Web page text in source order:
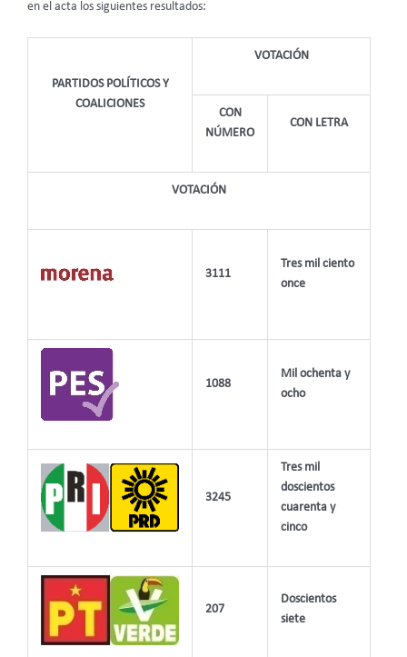
en el acta los siguientes resultados:
PARTIDOS POLÍTICOS Y
COALICIONES
VOTACIÓN
CON
NÚMERO
CON LETRA
VOTACIÓN
3111
Tres mil ciento
once
1088
Mil ochenta y
ocho
3245
Tres mil
doscientos
cuarenta y
cinco
207
Doscientos
siete